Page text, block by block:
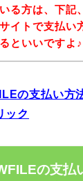
る方は、下記
イトで支払い
といいですよ♪
の支払い方
ック
の支払